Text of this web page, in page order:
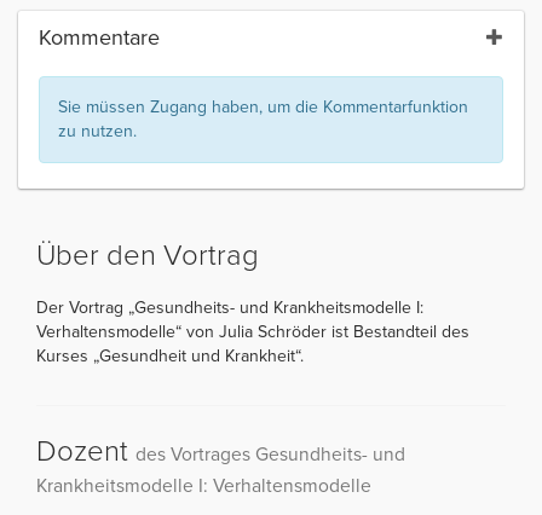
Kommentare
Sie müssen Zugang haben, um die Kommentarfunktion
zu nutzen.
Über den Vortrag
Der Vortrag „Gesundheits- und Krankheitsmodelle I:
Verhaltensmodelle“ von Julia Schröder ist Bestandteil des
Kurses „Gesundheit und Krankheit“.
Dozent des Vortrages Gesundheits- und
Krankheitsmodelle I: Verhaltensmodelle